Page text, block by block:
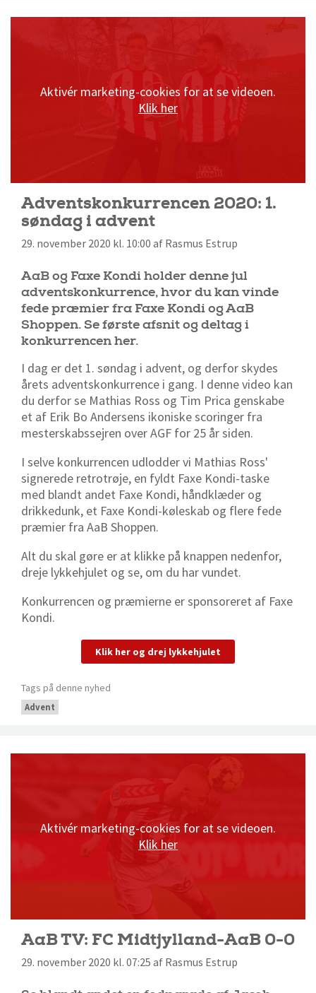
Aktivér marketing-cookies for at se videoen.
Klik her
Adventskonkurrencen 2020: 1.
søndag i advent
29. november 2020 kl. 10:00 af Rasmus Estrup
AaB og Faxe Kondi holder denne jul
adventskonkurrence, hvor du kan vinde
fede præmier fra Faxe Kondi og AaB
Shoppen. Se første afsnit og deltag i
konkurrencen her.
I dag er det 1. søndag i advent, og derfor skydes
årets adventskonkurrence i gang. I denne video kan
du derfor se Mathias Ross og Tim Prica genskabe
et af Erik Bo Andersens ikoniske scoringer fra
mesterskabssejren over AGF for 25 år siden.
I selve konkurrencen udlodder vi Mathias Ross'
signerede retrotrøje, en fyldt Faxe Kondi-taske
med blandt andet Faxe Kondi, håndklæder og
drikkedunk, et Faxe Kondi-køleskab og flere fede
præmier fra AaB Shoppen.
Alt du skal gøre er at klikke på knappen nedenfor,
dreje lykkehjulet og se, om du har vundet.
Konkurrencen og præmierne er sponsoreret af Faxe
Kondi.
Klik her og drej lykkehjulet
Tags på denne nyhed
Advent
Aktivér marketing-cookies for at se videoen.
Klik her
AaB TV: FC Midtjylland-AaB 0-0
29. november 2020 kl. 07:25 af Rasmus Estrup